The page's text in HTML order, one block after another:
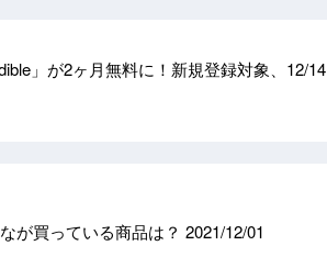
」が2ヶ月無料に！新規登録対象、12/14
が買っている商品は？ 2021/12/01